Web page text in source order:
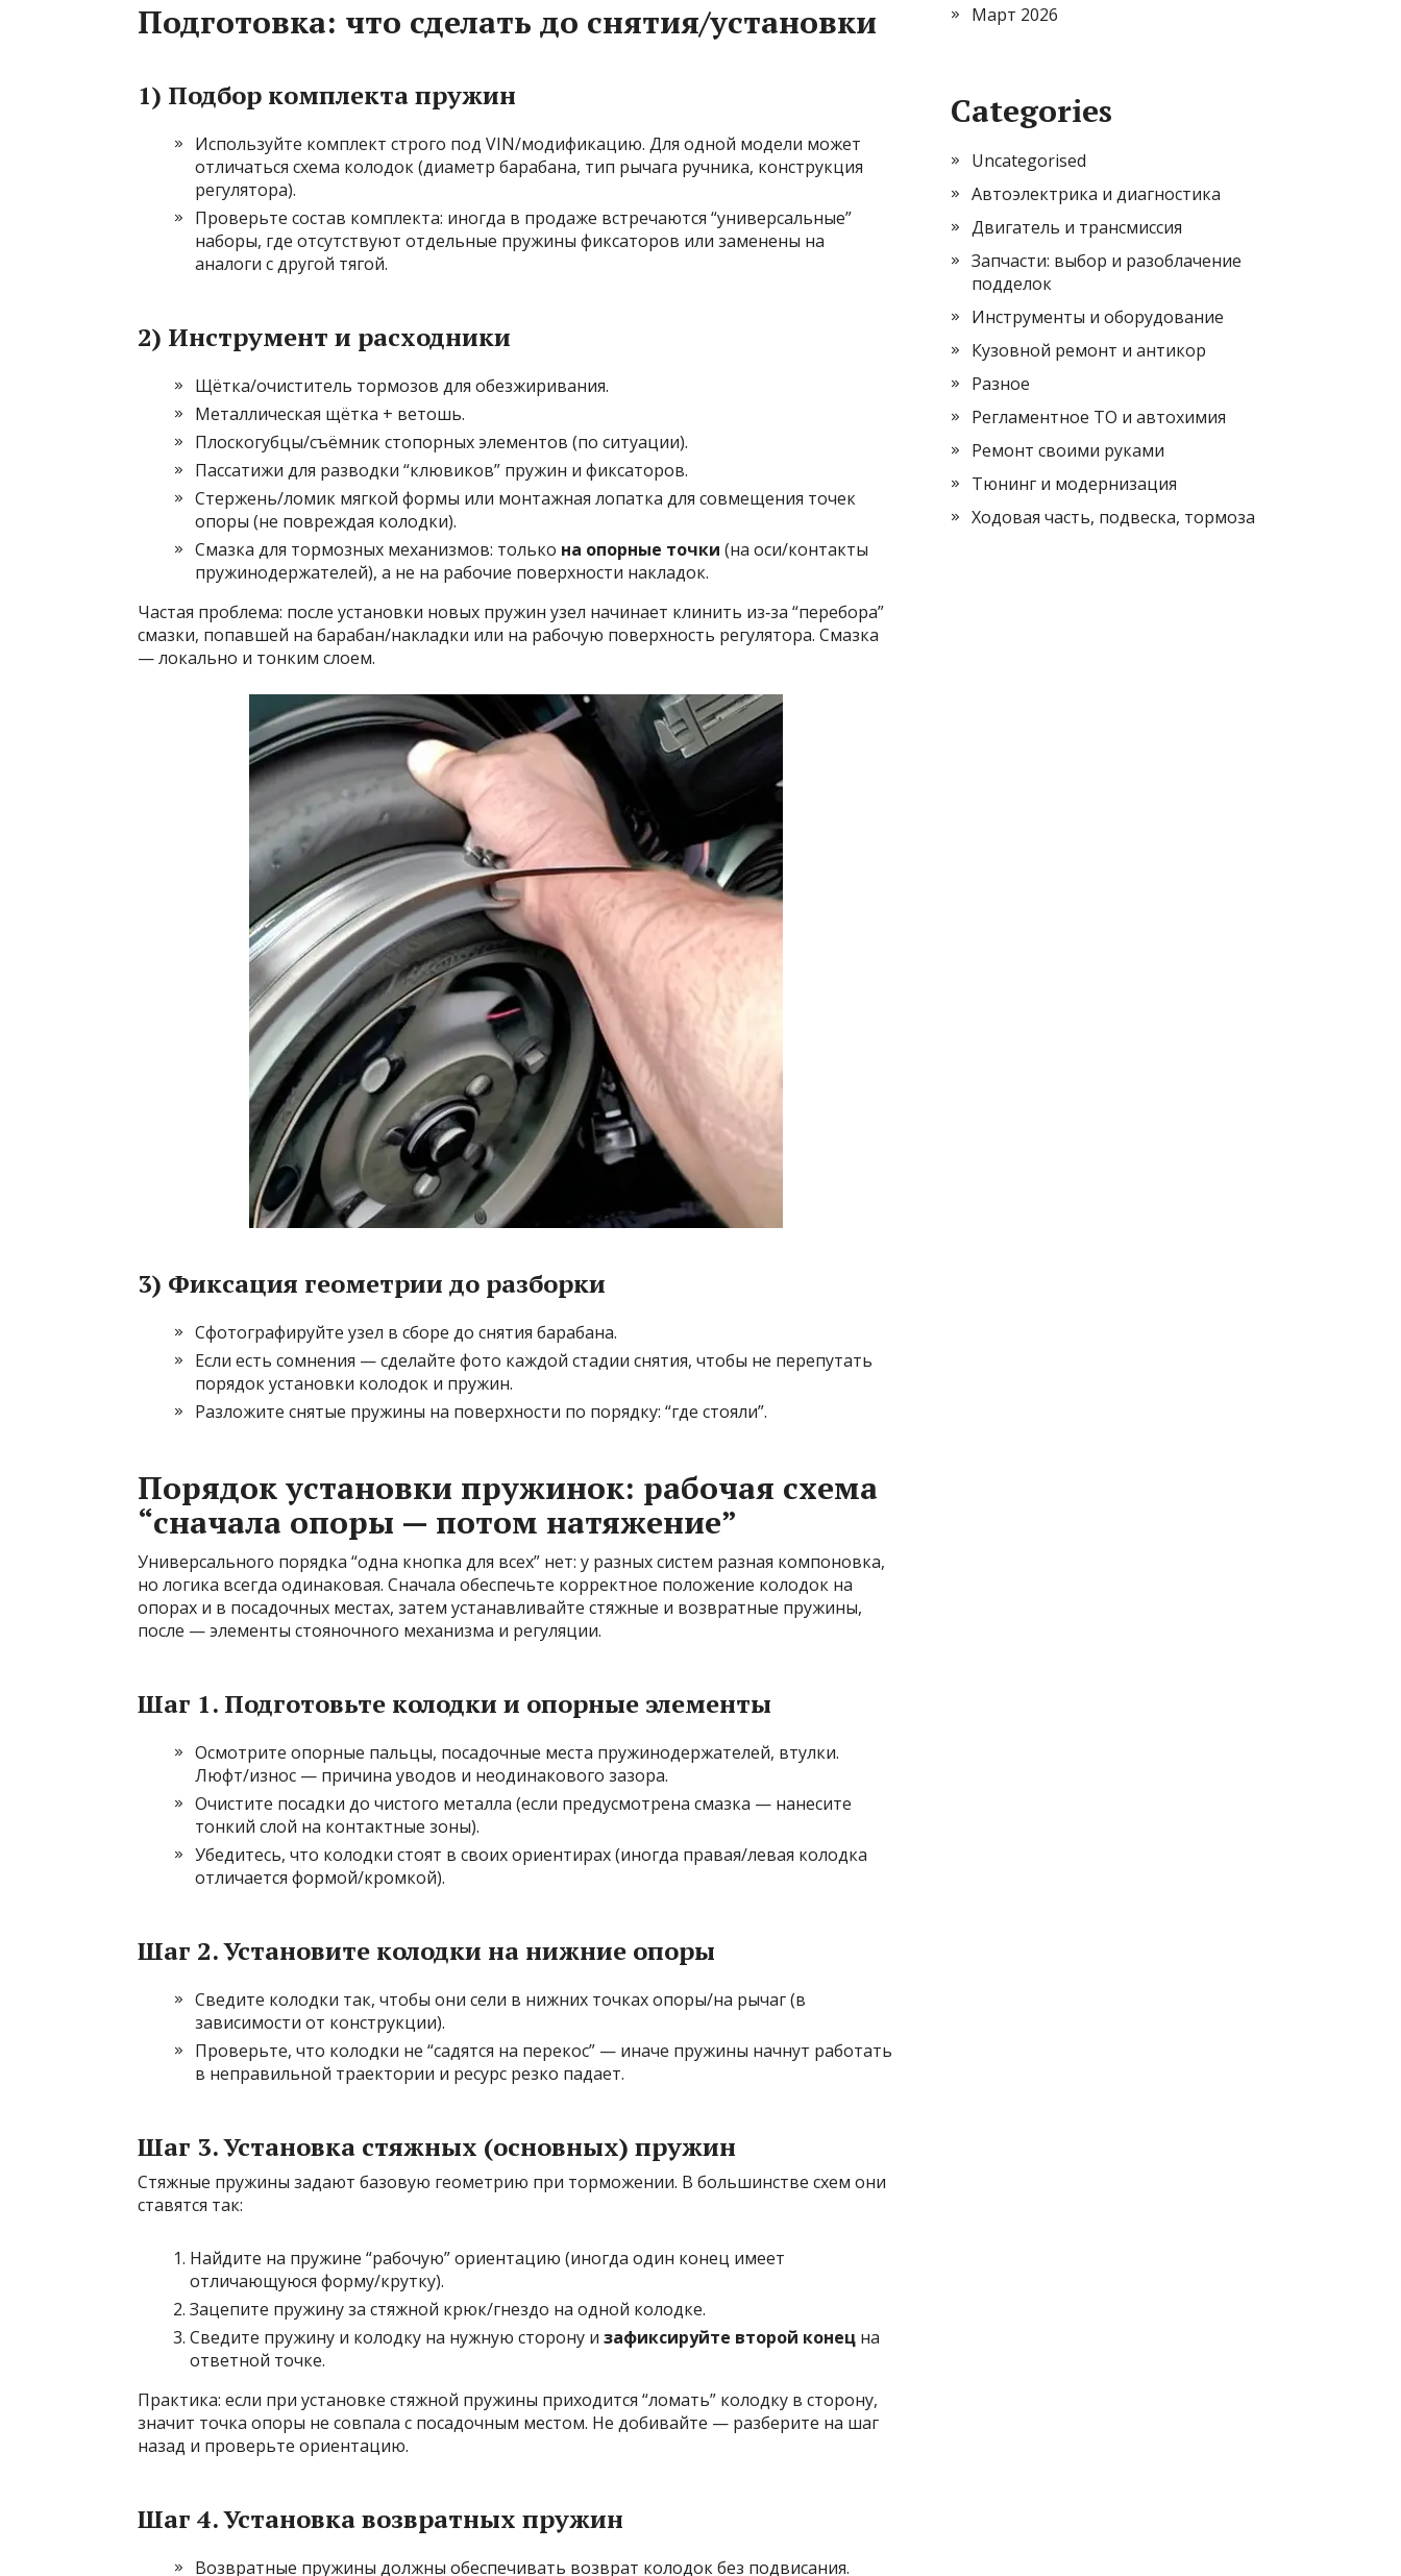
Подготовка: что сделать до снятия/установки
1) Подбор комплекта пружин
Используйте комплект строго под VIN/модификацию. Для одной модели может
отличаться схема колодок (диаметр барабана, тип рычага ручника, конструкция
регулятора).
Проверьте состав комплекта: иногда в продаже встречаются “универсальные”
наборы, где отсутствуют отдельные пружины фиксаторов или заменены на
аналоги с другой тягой.
2) Инструмент и расходники
Щётка/очиститель тормозов для обезжиривания.
Металлическая щётка + ветошь.
Плоскогубцы/съёмник стопорных элементов (по ситуации).
Пассатижи для разводки “клювиков” пружин и фиксаторов.
Стержень/ломик мягкой формы или монтажная лопатка для совмещения точек
опоры (не повреждая колодки).
Смазка для тормозных механизмов: только на опорные точки (на оси/контакты
пружинодержателей), а не на рабочие поверхности накладок.
Частая проблема: после установки новых пружин узел начинает клинить из‑за “перебора”
смазки, попавшей на барабан/накладки или на рабочую поверхность регулятора. Смазка
— локально и тонким слоем.
3) Фиксация геометрии до разборки
Сфотографируйте узел в сборе до снятия барабана.
Если есть сомнения — сделайте фото каждой стадии снятия, чтобы не перепутать
порядок установки колодок и пружин.
Разложите снятые пружины на поверхности по порядку: “где стояли”.
Порядок установки пружинок: рабочая схема
“сначала опоры — потом натяжение”
Универсального порядка “одна кнопка для всех” нет: у разных систем разная компоновка,
но логика всегда одинаковая. Сначала обеспечьте корректное положение колодок на
опорах и в посадочных местах, затем устанавливайте стяжные и возвратные пружины,
после — элементы стояночного механизма и регуляции.
Шаг 1. Подготовьте колодки и опорные элементы
Осмотрите опорные пальцы, посадочные места пружинодержателей, втулки.
Люфт/износ — причина уводов и неодинакового зазора.
Очистите посадки до чистого металла (если предусмотрена смазка — нанесите
тонкий слой на контактные зоны).
Убедитесь, что колодки стоят в своих ориентирах (иногда правая/левая колодка
отличается формой/кромкой).
Шаг 2. Установите колодки на нижние опоры
Сведите колодки так, чтобы они сели в нижних точках опоры/на рычаг (в
зависимости от конструкции).
Проверьте, что колодки не “садятся на перекос” — иначе пружины начнут работать
в неправильной траектории и ресурс резко падает.
Шаг 3. Установка стяжных (основных) пружин
Стяжные пружины задают базовую геометрию при торможении. В большинстве схем они
ставятся так:
Найдите на пружине “рабочую” ориентацию (иногда один конец имеет
отличающуюся форму/крутку).
Зацепите пружину за стяжной крюк/гнездо на одной колодке.
Сведите пружину и колодку на нужную сторону и зафиксируйте второй конец на
ответной точке.
Практика: если при установке стяжной пружины приходится “ломать” колодку в сторону,
значит точка опоры не совпала с посадочным местом. Не добивайте — разберите на шаг
назад и проверьте ориентацию.
Шаг 4. Установка возвратных пружин
Возвратные пружины должны обеспечивать возврат колодок без подвисания.
Март 2026
Categories
Uncategorised
Автоэлектрика и диагностика
Двигатель и трансмиссия
Запчасти: выбор и разоблачение
подделок
Инструменты и оборудование
Кузовной ремонт и антикор
Разное
Регламентное ТО и автохимия
Ремонт своими руками
Тюнинг и модернизация
Ходовая часть, подвеска, тормоза